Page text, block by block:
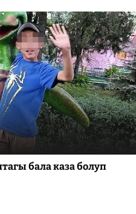
бала каза болуп